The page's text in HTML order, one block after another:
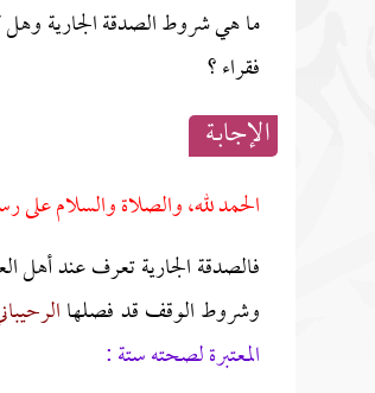
ما هي شروط الصدقة الجارية وهل
فقراء ؟
الإجابــة
الحمد لله، والصلاة والسلام على
فالصدقة الجارية تعرف عند أهل
وشروط الوقف قد فصلها
المعتبرة لصحته ستة :